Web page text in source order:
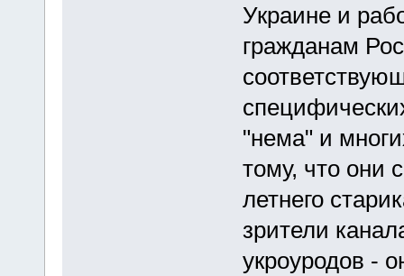
Украине и
гражданам
"нема" и
тому, что они
летнего
зрители
укроуродов -